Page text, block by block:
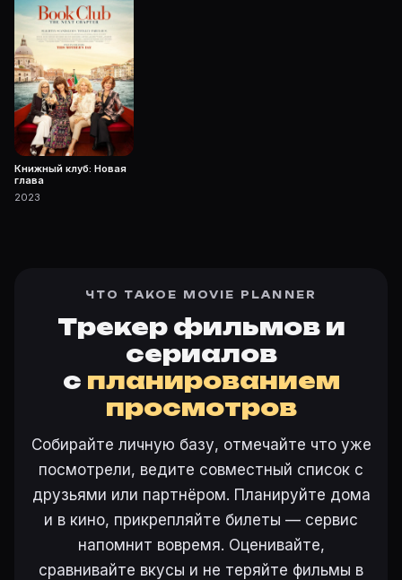
Книжный клуб: Новая
глава
2023
ЧТО ТАКОЕ MOVIE PLANNER
Трекер фильмов и
сериалов
с планированием
просмотров
Собирайте личную базу, отмечайте что уже
посмотрели, ведите совместный список с
друзьями или партнёром. Планируйте дома
и в кино, прикрепляйте билеты — сервис
напомнит вовремя. Оценивайте,
сравнивайте вкусы и не теряйте фильмы в